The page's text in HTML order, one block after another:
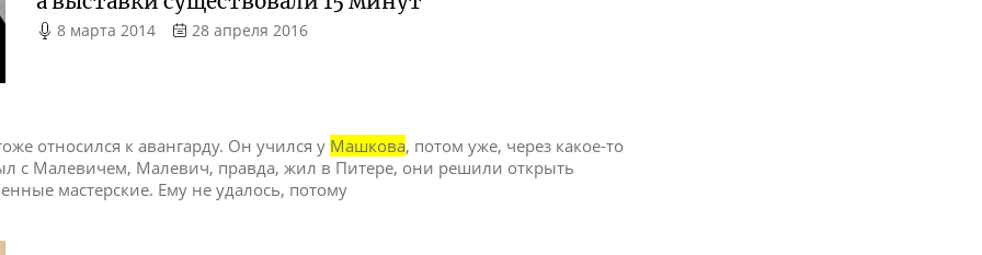
8 марта 2014 28 апреля 2016
относился к авангарду. Он учился у Машкова, потом уже, через какое-то
с Малевичем, Малевич, правда, жил в Питере, они решили открыть
мастерские. Ему не удалось, потому